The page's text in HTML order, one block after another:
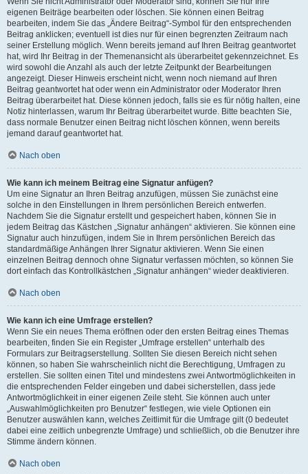
eigenen Beiträge bearbeiten oder löschen. Sie können einen Beitrag
bearbeiten, indem Sie das „Ändere Beitrag“-Symbol für den entsprechenden
Beitrag anklicken; eventuell ist dies nur für einen begrenzten Zeitraum nach
seiner Erstellung möglich. Wenn bereits jemand auf Ihren Beitrag geantwortet
hat, wird Ihr Beitrag in der Themenansicht als überarbeitet gekennzeichnet. Es
wird sowohl die Anzahl als auch der letzte Zeitpunkt der Bearbeitungen
angezeigt. Dieser Hinweis erscheint nicht, wenn noch niemand auf Ihren
Beitrag geantwortet hat oder wenn ein Administrator oder Moderator Ihren
Beitrag überarbeitet hat. Diese können jedoch, falls sie es für nötig halten, eine
Notiz hinterlassen, warum Ihr Beitrag überarbeitet wurde. Bitte beachten Sie,
dass normale Benutzer einen Beitrag nicht löschen können, wenn bereits
jemand darauf geantwortet hat.
Nach oben
Wie kann ich meinem Beitrag eine Signatur anfügen?
Um eine Signatur an Ihren Beitrag anzufügen, müssen Sie zunächst eine
solche in den Einstellungen in Ihrem persönlichen Bereich entwerfen.
Nachdem Sie die Signatur erstellt und gespeichert haben, können Sie in
jedem Beitrag das Kästchen „Signatur anhängen“ aktivieren. Sie können eine
Signatur auch hinzufügen, indem Sie in Ihrem persönlichen Bereich das
standardmäßige Anhängen Ihrer Signatur aktivieren. Wenn Sie einen
einzelnen Beitrag dennoch ohne Signatur verfassen möchten, so können Sie
dort einfach das Kontrollkästchen „Signatur anhängen“ wieder deaktivieren.
Nach oben
Wie kann ich eine Umfrage erstellen?
Wenn Sie ein neues Thema eröffnen oder den ersten Beitrag eines Themas
bearbeiten, finden Sie ein Register „Umfrage erstellen“ unterhalb des
Formulars zur Beitragserstellung. Sollten Sie diesen Bereich nicht sehen
können, so haben Sie wahrscheinlich nicht die Berechtigung, Umfragen zu
erstellen. Sie sollten einen Titel und mindestens zwei Antwortmöglichkeiten in
die entsprechenden Felder eingeben und dabei sicherstellen, dass jede
Antwortmöglichkeit in einer eigenen Zeile steht. Sie können auch unter
„Auswahlmöglichkeiten pro Benutzer“ festlegen, wie viele Optionen ein
Benutzer auswählen kann, welches Zeitlimit für die Umfrage gilt (0 bedeutet
dabei eine zeitlich unbegrenzte Umfrage) und schließlich, ob die Benutzer ihre
Stimme ändern können.
Nach oben